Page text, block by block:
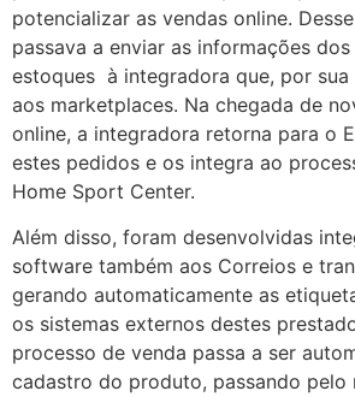
potencializar as vendas online.
passava a enviar as informações
estoques à integradora que, por sua
aos marketplaces. Na chegada de
online, a integradora retorna para o
estes pedidos e os integra ao
Home Sport Center.
Além disso, foram desenvolvidas
software também aos Correios e
gerando automaticamente as
os sistemas externos destes
processo de venda passa a ser
cadastro do produto, passando pelo